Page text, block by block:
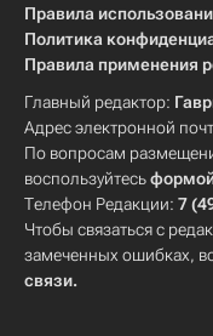
Правила
Политика
Правила применения
Главный редактор:
Адрес электронной
По вопросам
воспользуйтесь
Телефон Редакции: 7
Чтобы связаться с
замеченных ошибках,
связи.